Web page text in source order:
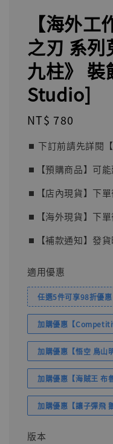
【海外
之刃 系
九柱》
Studio]
Regular
NT$ 780
⏹︎ 下訂前請先詳閱
⏹︎【預購商品】可
⏹︎【店內現貨】下
⏹︎【海外現貨】下
⏹︎【補款通知】發
適用優惠
任選5件可享98折優惠
加購優惠【
加購優惠【悟空 鳥山
加購優惠【海賊王 布
加購優惠【讓子彈飛
版本